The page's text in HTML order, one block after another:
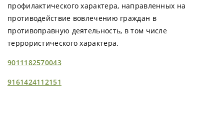
профилактического характера, направленных на
противодействие вовлечению граждан в
противоправную деятельность, в том числе
террористического характера.
9011182570043
9161424112151